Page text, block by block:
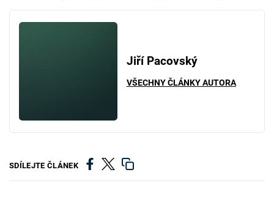
Jiří Pacovský
VŠECHNY ČLÁNKY AUTORA
SDÍLEJTE ČLÁNEK